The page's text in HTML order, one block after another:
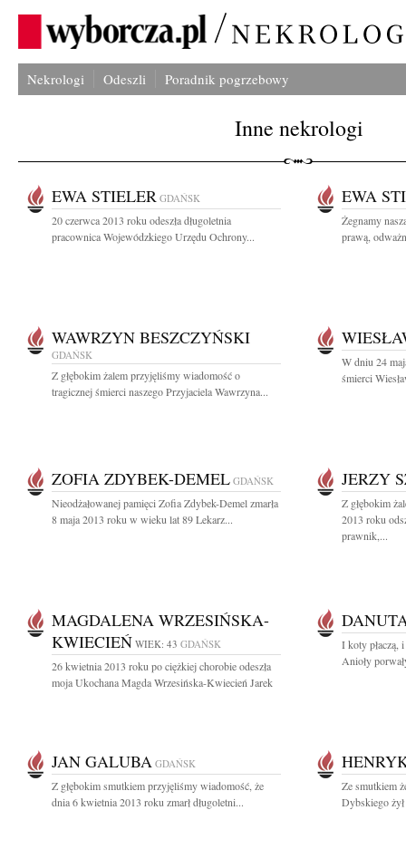
Nekrologi Odeszli Poradnik pogrzebowy
Inne nekrologi
EWA STIELER GDAŃSK
20 czerwca 2013 roku odeszła długoletnia
pracownica Wojewódzkiego Urzędu Ochrony...
EWA
Żegnamy
prawą,
WAWRZYN BESZCZYŃSKI
GDAŃSK
Z głębokim żalem przyjęliśmy wiadomość o
tragicznej śmierci naszego Przyjaciela Wawrzyna...
W dniu 24
śmierci
ZOFIA ZDYBEK-DEMEL GDAŃSK
Nieodżałowanej pamięci Zofia Zdybek-Demel zmarła
8 maja 2013 roku w wieku lat 89 Lekarz...
JERZY
Z głębokim
2013 roku
prawnik,...
MAGDALENA WRZESIŃSKA-
KWIECIEŃ WIEK: 43 GDAŃSK
26 kwietnia 2013 roku po ciężkiej chorobie odeszła
moja Ukochana Magda Wrzesińska-Kwiecień Jarek
I koty płaczą,
Anioły
JAN GALUBA GDAŃSK
Z głębokim smutkiem przyjęliśmy wiadomość, że
dnia 6 kwietnia 2013 roku zmarł długoletni...
Ze smutkiem
Dybskiego